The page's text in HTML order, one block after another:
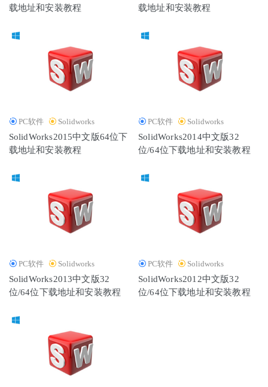
载地址和安装教程
载地址和安装教程
PC软件 Solidworks
SolidWorks2015中文版64位下
载地址和安装教程
PC软件 Solidworks
SolidWorks2014中文版32
位/64位下载地址和安装教程
PC软件 Solidworks
SolidWorks2013中文版32
位/64位下载地址和安装教程
PC软件 Solidworks
SolidWorks2012中文版32
位/64位下载地址和安装教程